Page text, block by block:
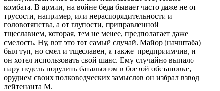
комбата. В армии, на войне беда бывает часто даже не от
трусости, например, или нераспорядительности и
головотяпства, а от глупости, приправленной
тщеславием, которая, тем не менее, предполагает даже
смелость. Ну, вот это тот самый случай. Майор (начштаба)
был туп, но смел и тщеславен, а также предприимчив, и
он хотел использовать свой шанс. Ему случайно выпало
пару недель порулить батальоном в боевой обстановке;
орудием своих полководческих замыслов он избрал взвод
лейтенанта М.